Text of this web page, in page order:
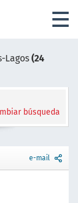
Lagos (24
búsqueda
e-mail